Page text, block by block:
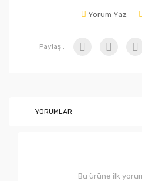
Yorum Yaz
Paylaş :
YORUMLAR
Bu ürüne ilk